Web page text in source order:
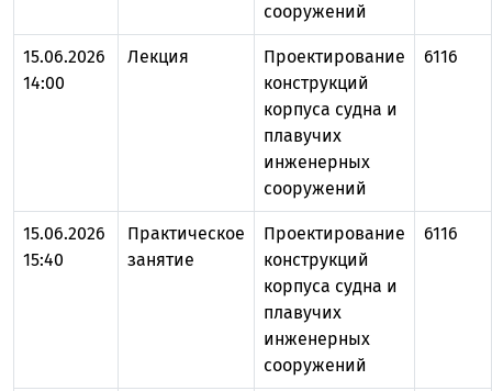
сооружений
15.06.2026
14:00
Лекция
Проектирование
конструкций
корпуса судна и
плавучих
инженерных
сооружений
6116
15.06.2026
15:40
Практическое
занятие
Проектирование
конструкций
корпуса судна и
плавучих
инженерных
сооружений
6116